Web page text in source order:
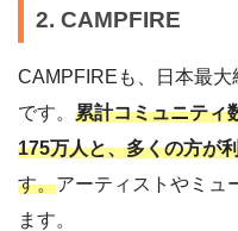
2. CAMPFIRE
CAMPFIREも、日本最
です。 累計コミュニティ
175万人と、多くの方が
す。アーティストやミュ
ます。